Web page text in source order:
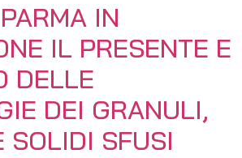
IN
IL PRESENTE E
DELLE
DEI GRANULI,
SOLIDI SFUSI